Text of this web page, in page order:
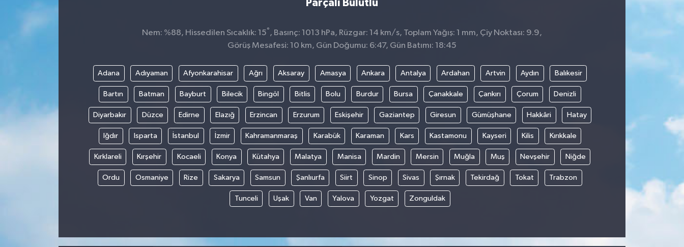
Parçalı Bulutlu
Nem: %88, Hissedilen Sıcaklık: 15° , Basınç: 1013 hPa, Rüzgar: 14 km/s, Toplam Yağış: 1 mm, Çiy Noktası: 9.9,
Görüş Mesafesi: 10 km, Gün Doğumu: 6:47, Gün Batımı: 18:45
Adana Adıyaman Afyonkarahisar Ağrı Aksaray Amasya Ankara Antalya Ardahan Artvin Aydın Balıkesir
Bartın Batman Bayburt Bilecik Bingöl Bitlis Bolu Burdur Bursa Çanakkale Çankırı Çorum Denizli
Diyarbakır Düzce Edirne Elazığ Erzincan Erzurum Eskişehir Gaziantep Giresun Gümüşhane Hakkâri Hatay
Iğdır Isparta İstanbul İzmir Kahramanmaraş Karabük Karaman Kars Kastamonu Kayseri Kilis Kırıkkale
Kırklareli Kırşehir Kocaeli Konya Kütahya Malatya Manisa Mardin Mersin Muğla Muş Nevşehir Niğde
Ordu Osmaniye Rize Sakarya Samsun Şanlıurfa Siirt Sinop Sivas Şırnak Tekirdağ Tokat Trabzon
Tunceli Uşak Van Yalova Yozgat Zonguldak